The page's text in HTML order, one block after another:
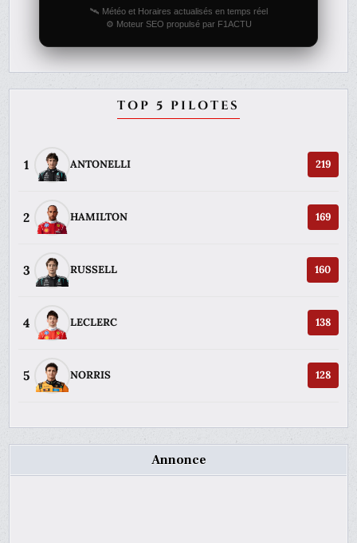
🛰️ Météo et Horaires actualisés en temps réel
⚙️ Moteur SEO propulsé par F1ACTU
TOP 5 PILOTES
1 ANTONELLI 219
2 HAMILTON 169
3 RUSSELL 160
4 LECLERC 138
5 NORRIS 128
Annonce